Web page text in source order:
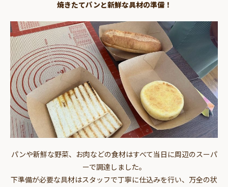
焼きたてパンと新鮮な具材の準備！
パンや新鮮な野菜、お肉などの食材はすべて当日に周辺のスーパ
ーで調達しました。
下準備が必要な具材はスタッフで丁寧に仕込みを行い、万全の状